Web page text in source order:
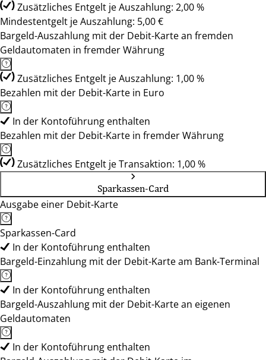
Zusätzliches Entgelt je Auszahlung: 2,00 %
Mindestentgelt je Auszahlung: 5,00 €
Bargeld-Auszahlung mit der Debit-Karte an fremden
Geldautomaten in fremder Währung
Zusätzliches Entgelt je Auszahlung: 1,00 %
Bezahlen mit der Debit-Karte in Euro
In der Kontoführung enthalten
Bezahlen mit der Debit-Karte in fremder Währung
Zusätzliches Entgelt je Transaktion: 1,00 %
Sparkassen-Card
Ausgabe einer Debit-Karte
Sparkassen-Card
In der Kontoführung enthalten
Bargeld-Einzahlung mit der Debit-Karte am Bank-Terminal
In der Kontoführung enthalten
Bargeld-Auszahlung mit der Debit-Karte an eigenen
Geldautomaten
In der Kontoführung enthalten